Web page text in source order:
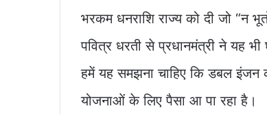
भरकम धनराशि राज्य को दी जो “न
पवित्र धरती से प्रधानमंत्री ने यह
हमें यह समझना चाहिए कि डबल
योजनाओं के लिए पैसा आ पा रहा है।